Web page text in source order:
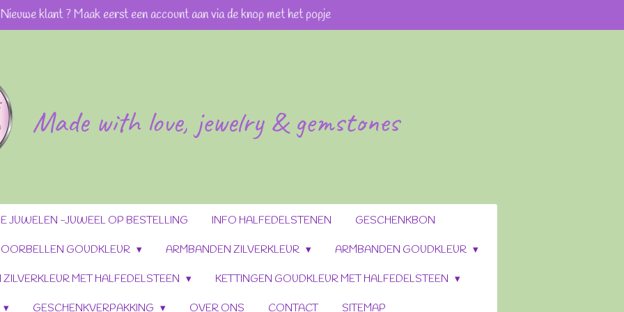
Nieuwe klant ? Maak eerst een account aan via de knop met het popje
Made with love, jewelry & gemstones
JUWELEN -JUWEEL OP BESTELLING INFO HALFEDELSTENEN GESCHENKBON
OORBELLEN GOUDKLEUR ARMBANDEN ZILVERKLEUR ARMBANDEN GOUDKLEUR
MET HALFEDELSTEEN KETTINGEN GOUDKLEUR MET HALFEDELSTEEN
GESCHENKVERPAKKING OVER ONS CONTACT SITEMAP